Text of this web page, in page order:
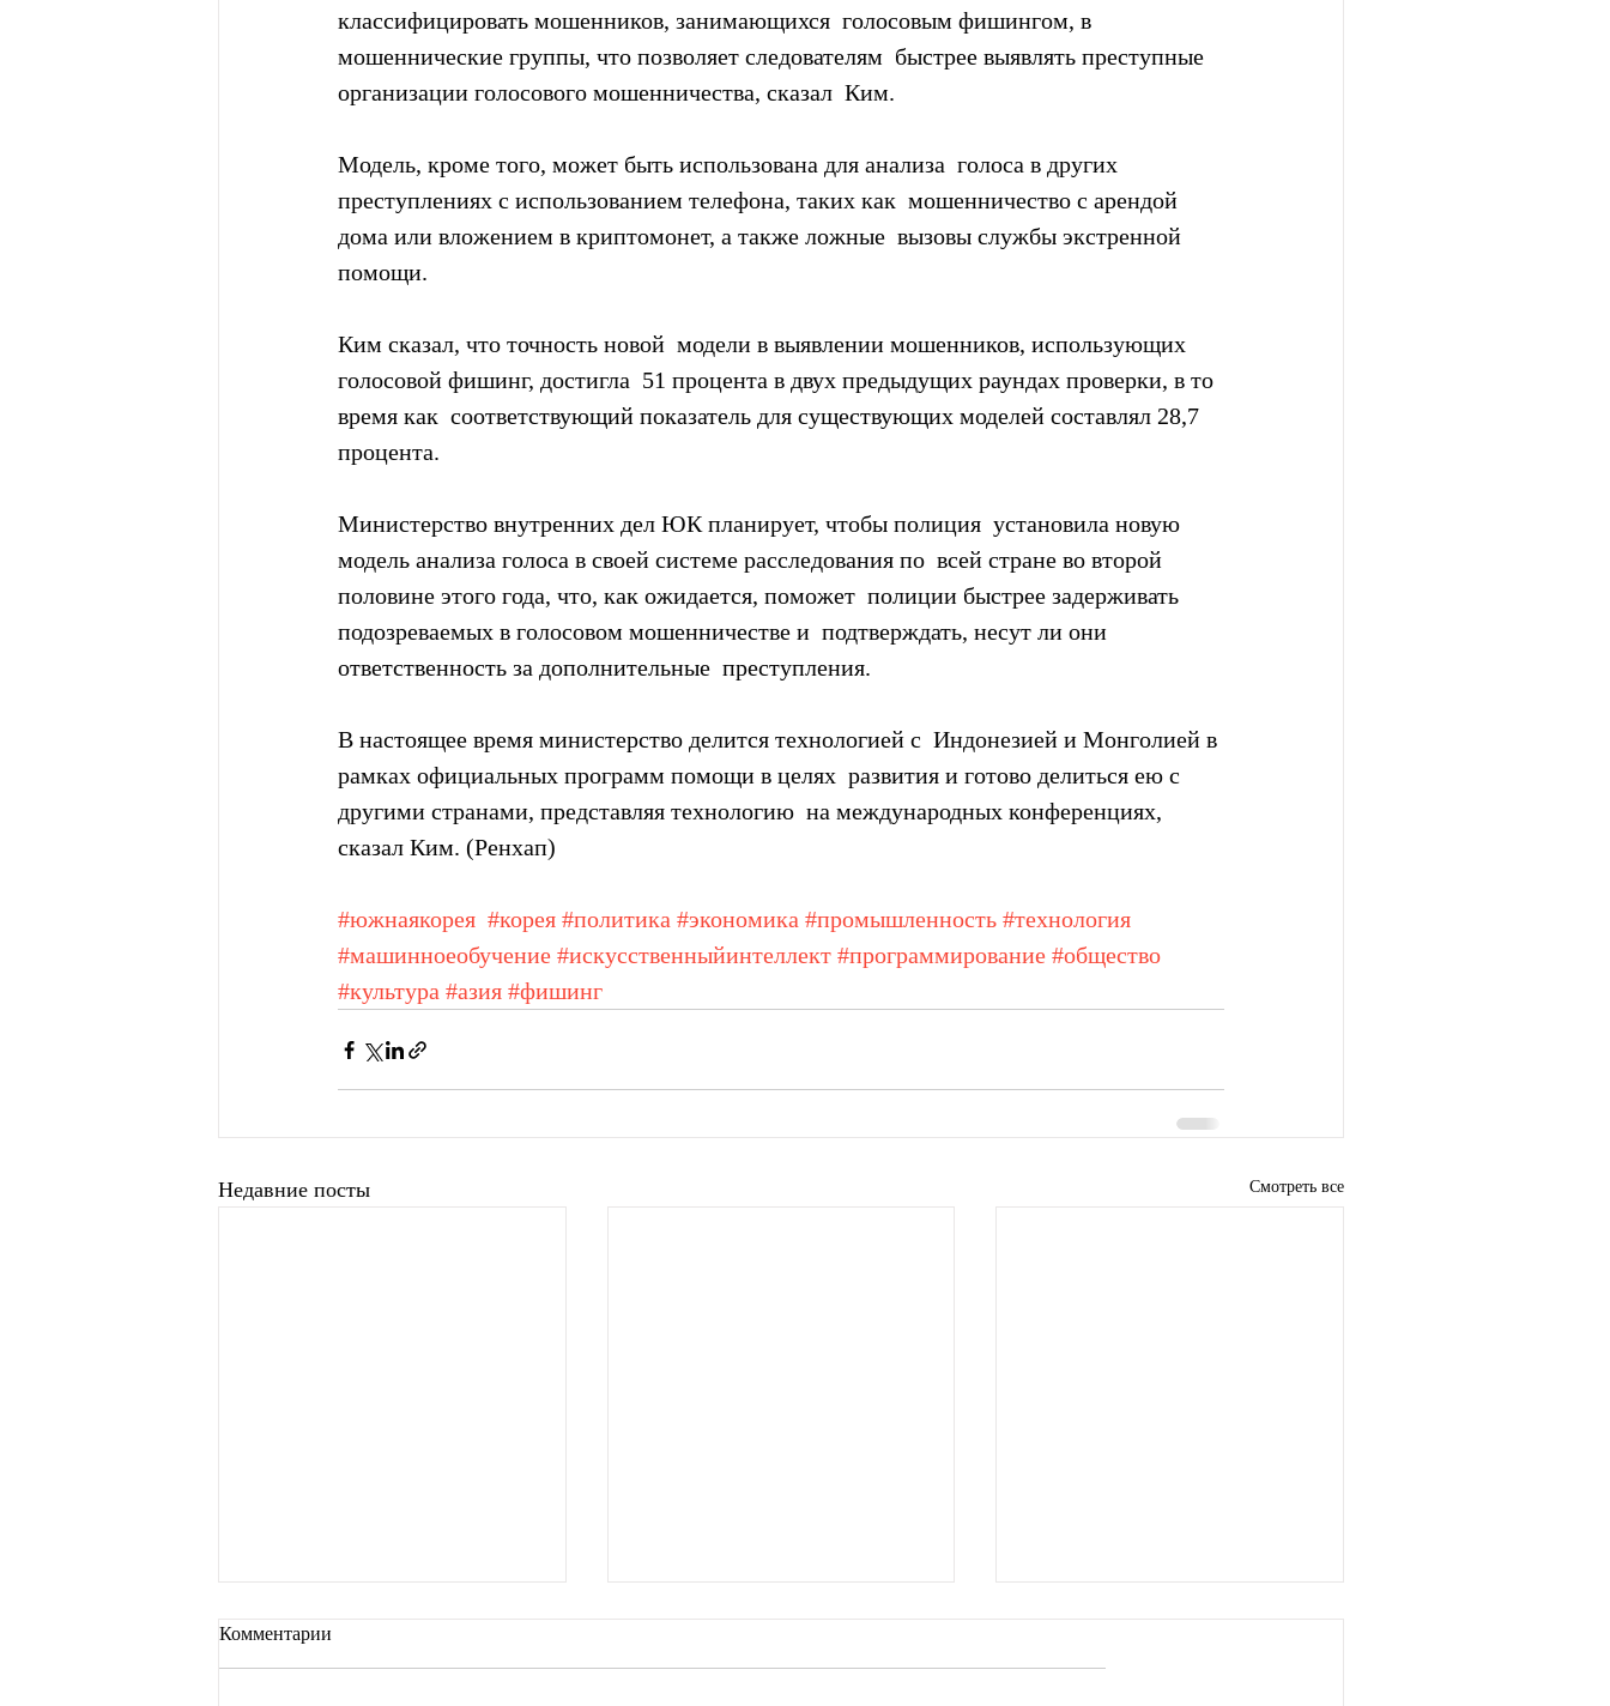
классифицировать мошенников, занимающихся  голосовым фишингом, в
мошеннические группы, что позволяет следователям  быстрее выявлять преступные
организации голосового мошенничества, сказал  Ким.
Модель, кроме того, может быть использована для анализа  голоса в других
преступлениях с использованием телефона, таких как  мошенничество с арендой
дома или вложением в криптомонет, а также ложные  вызовы службы экстренной
помощи.
Ким сказал, что точность новой  модели в выявлении мошенников, использующих
голосовой фишинг, достигла  51 процента в двух предыдущих раундах проверки, в то
время как  соответствующий показатель для существующих моделей составлял 28,7
процента.
Министерство внутренних дел ЮК планирует, чтобы полиция  установила новую
модель анализа голоса в своей системе расследования по  всей стране во второй
половине этого года, что, как ожидается, поможет  полиции быстрее задерживать
подозреваемых в голосовом мошенничестве и  подтверждать, несут ли они
ответственность за дополнительные  преступления.
В настоящее время министерство делится технологией с  Индонезией и Монголией в
рамках официальных программ помощи в целях  развития и готово делиться ею с
другими странами, представляя технологию  на международных конференциях,
сказал Ким. (Ренхап)
#южнаякорея #корея #политика #экономика #промышленность #технология
#машинноеобучение #искусственныйинтеллект #программирование #общество
#культура #азия #фишинг
Недавние посты Смотреть все
Комментарии